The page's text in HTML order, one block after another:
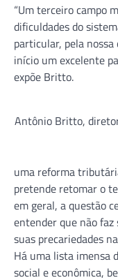
“Um terceiro campo
dificuldades do
particular, pela
início um excelente
expõe Britto.
Antônio Britto,
uma reforma
pretende retomar o
em geral, a questão
entender que não
suas precariedades
Há uma lista imensa
social e econômica,